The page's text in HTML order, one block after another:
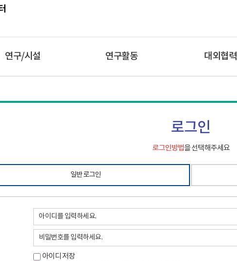
연구/시설 연구활동 대외협력
로그인
로그인방법을 선택해주세요
일반 로그인
아이디 저장